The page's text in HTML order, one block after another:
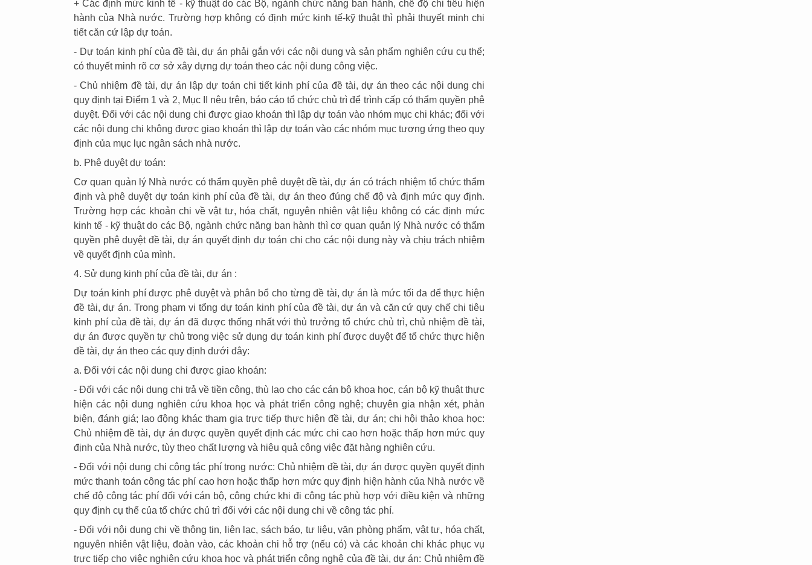
+ Các định mức kinh tế - kỹ thuật do các Bộ, ngành chức năng ban hành, chế độ chi tiêu hiện
hành của Nhà nước. Trường hợp không có định mức kinh tế-kỹ thuật thì phải thuyết minh chi
tiết căn cứ lập dự toán.
- Dự toán kinh phí của đề tài, dự án phải gắn với các nội dung và sản phẩm nghiên cứu cụ thể;
có thuyết minh rõ cơ sở xây dựng dự toán theo các nội dung công việc.
- Chủ nhiệm đề tài, dự án lập dự toán chi tiết kinh phí của đề tài, dự án theo các nội dung chi
quy định tại Điểm 1 và 2, Mục II nêu trên, báo cáo tổ chức chủ trì để trình cấp có thẩm quyền phê
duyệt. Đối với các nội dung chi được giao khoán thì lập dự toán vào nhóm mục chi khác; đối với
các nội dung chi không được giao khoán thì lập dự toán vào các nhóm mục tương ứng theo quy
định của mục lục ngân sách nhà nước.
b. Phê duyệt dự toán:
Cơ quan quản lý Nhà nước có thẩm quyền phê duyệt đề tài, dự án có trách nhiệm tổ chức thẩm
định và phê duyệt dự toán kinh phí của đề tài, dự án theo đúng chế độ và định mức quy định.
Trường hợp các khoản chi về vật tư, hóa chất, nguyên nhiên vật liệu không có các định mức
kinh tế - kỹ thuật do các Bộ, ngành chức năng ban hành thì cơ quan quản lý Nhà nước có thẩm
quyền phê duyệt đề tài, dự án quyết định dự toán chi cho các nội dung này và chịu trách nhiệm
về quyết định của mình.
4. Sử dụng kinh phí của đề tài, dự án :
Dự toán kinh phí được phê duyệt và phân bổ cho từng đề tài, dự án là mức tối đa để thực hiện
đề tài, dự án. Trong phạm vi tổng dự toán kinh phí của đề tài, dự án và căn cứ quy chế chi tiêu
kinh phí của đề tài, dự án đã được thống nhất với thủ trưởng tổ chức chủ trì, chủ nhiệm đề tài,
dự án được quyền tự chủ trong việc sử dụng dự toán kinh phí được duyệt để tổ chức thực hiện
đề tài, dự án theo các quy định dưới đây:
a. Đối với các nội dung chi được giao khoán:
- Đối với các nội dung chi trả về tiền công, thù lao cho các cán bộ khoa học, cán bộ kỹ thuật thực
hiện các nội dung nghiên cứu khoa học và phát triển công nghệ; chuyên gia nhận xét, phản
biện, đánh giá; lao động khác tham gia trực tiếp thực hiện đề tài, dự án; chi hội thảo khoa học:
Chủ nhiệm đề tài, dự án được quyền quyết định các mức chi cao hơn hoặc thấp hơn mức quy
định của Nhà nước, tùy theo chất lượng và hiệu quả công việc đặt hàng nghiên cứu.
- Đối với nội dung chi công tác phí trong nước: Chủ nhiệm đề tài, dự án được quyền quyết định
mức thanh toán công tác phí cao hơn hoặc thấp hơn mức quy định hiện hành của Nhà nước về
chế độ công tác phí đối với cán bộ, công chức khi đi công tác phù hợp với điều kiện và những
quy định cụ thể của tổ chức chủ trì đối với các nội dung chi về công tác phí.
- Đối với nội dung chi về thông tin, liên lạc, sách báo, tư liệu, văn phòng phẩm, vật tư, hóa chất,
nguyên nhiên vật liệu, đoàn vào, các khoản chi hỗ trợ (nếu có) và các khoản chi khác phục vụ
trực tiếp cho việc nghiên cứu khoa học và phát triển công nghệ của đề tài, dự án: Chủ nhiệm đề